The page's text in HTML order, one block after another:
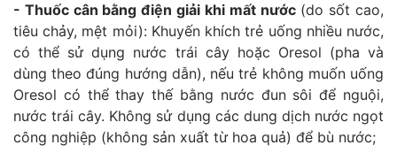
- Thuốc cân bằng điện giải khi mất nước(do sốt cao,
tiêu chảy, mệt mỏi): Khuyến khích trẻ uống nhiều nước,
có thể sử dụng nước trái cây hoặc Oresol (pha và
dùng theo đúng hướng dẫn), nếu trẻ không muốn uống
Oresol có thể thay thế bằng nước đun sôi để nguội,
nước trái cây. Không sử dụng các dung dịch nước ngọt
công nghiệp (không sản xuất từ hoa quả) để bù nước;